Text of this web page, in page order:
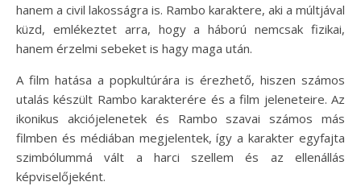
hanem a civil lakosságra is. Rambo karaktere, aki a múltjával
küzd, emlékeztet arra, hogy a háború nemcsak fizikai,
hanem érzelmi sebeket is hagy maga után.
A film hatása a popkultúrára is érezhető, hiszen számos
utalás készült Rambo karakterére és a film jeleneteire. Az
ikonikus akciójelenetek és Rambo szavai számos más
filmben és médiában megjelentek, így a karakter egyfajta
szimbólummá vált a harci szellem és az ellenállás
képviselőjeként.